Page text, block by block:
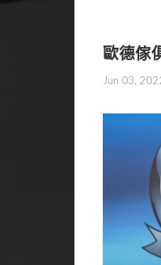
歐德傢
Jun 03,